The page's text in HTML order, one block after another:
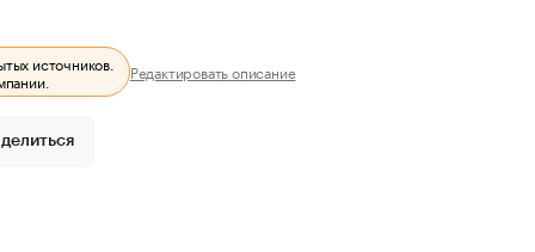
источников.
Редактировать описание